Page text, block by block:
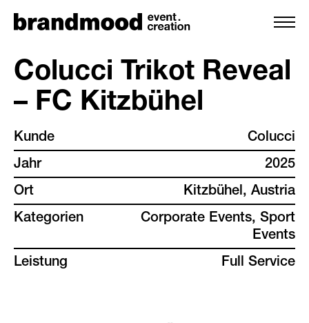
leistungen
team
projekte
backstage
Colucci Trikot Reveal
– FC Kitzbühel
Kunde
Colucci
Jahr
2025
Ort
Kitzbühel, Austria
Kategorien
Corporate Events, Sport
Events
Leistung
Full Service